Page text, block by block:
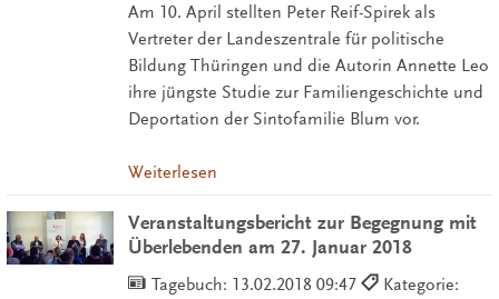
Am 10. April stellten Peter Reif-Spirek als
Vertreter der Landeszentrale für politische
Bildung Thüringen und die Autorin Annette Leo
ihre jüngste Studie zur Familiengeschichte und
Deportation der Sintofamilie Blum vor.
Weiterlesen
Veranstaltungsbericht zur Begegnung mit
Überlebenden am 27. Januar 2018
Tagebuch: 13.02.2018 09:47
Kategorie: